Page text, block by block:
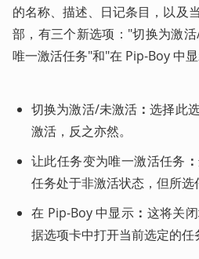
的名称、描述、日记条目，以及
部，有三个新选项："切换为激
唯一激活任务"和"在 Pip-Boy 中
切换为激活/未激活 ：选择此
激活，反之亦然。
让此任务变为唯一激活任务 ：
任务处于非激活状态，但所选
在 Pip-Boy 中显示 ： 这将关
据选项卡中打开当前选定的任